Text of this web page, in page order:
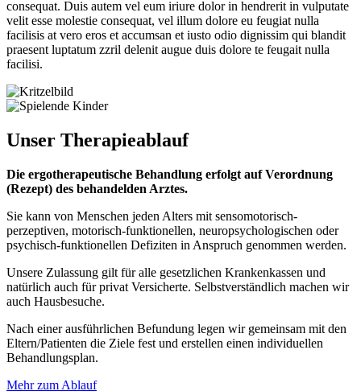
consequat. Duis autem vel eum iriure dolor in hendrerit in vulputate
velit esse molestie consequat, vel illum dolore eu feugiat nulla
facilisis at vero eros et accumsan et iusto odio dignissim qui blandit
praesent luptatum zzril delenit augue duis dolore te feugait nulla
facilisi.
Unser Therapieablauf
Die ergotherapeutische Behandlung erfolgt auf Verordnung
(Rezept) des behandelden Arztes.
Sie kann von Menschen jeden Alters mit sensomotorisch-
perzeptiven, motorisch-funktionellen, neuropsychologischen oder
psychisch-funktionellen Defiziten in Anspruch genommen werden.
Unsere Zulassung gilt für alle gesetzlichen Krankenkassen und
natürlich auch für privat Versicherte. Selbstverständlich machen wir
auch Hausbesuche.
Nach einer ausführlichen Befundung legen wir gemeinsam mit den
Eltern/Patienten die Ziele fest und erstellen einen individuellen
Behandlungsplan.
Mehr zum Ablauf